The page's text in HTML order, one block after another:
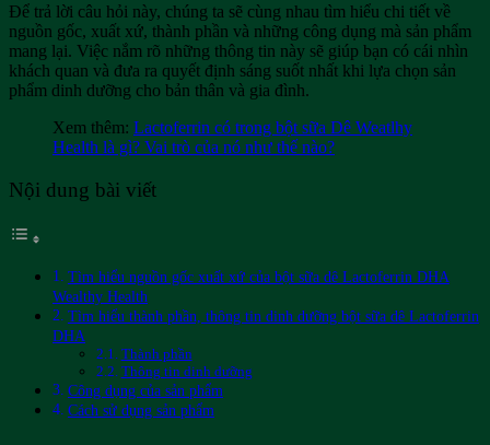
Để trả lời câu hỏi này, chúng ta sẽ cùng nhau tìm hiểu chi tiết về
nguồn gốc, xuất xứ, thành phần và những công dụng mà sản phẩm
mang lại. Việc nắm rõ những thông tin này sẽ giúp bạn có cái nhìn
khách quan và đưa ra quyết định sáng suốt nhất khi lựa chọn sản
phẩm dinh dưỡng cho bản thân và gia đình.
Xem thêm: Lactoferrin có trong bột sữa Dê Weatlhy
Health là gì? Vai trò của nó như thế nào?
Nội dung bài viết
Tìm hiểu nguồn gốc xuất xứ của bột sữa dê Lactoferrin DHA
Wealthy Health
Tìm hiểu thành phần, thông tin dinh dưỡng bột sữa dê Lactoferrin
DHA
Thành phần
Thông tin dinh dưỡng
Công dụng của sản phẩm
Cách sử dụng sản phẩm